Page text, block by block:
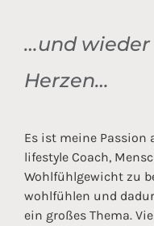
…und
Herzen…
Es ist meine Passion
lifestyle Coach,
Wohlfühlgewicht zu
wohlfühlen und
ein großes Thema.